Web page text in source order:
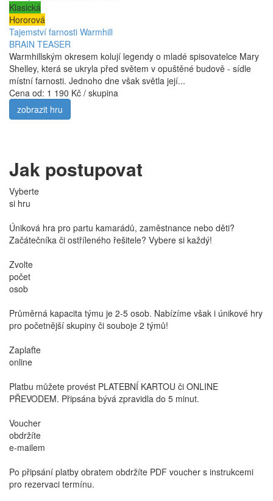
Klasická
Hororová
Tajemství farnosti Warmhill
BRAIN TEASER
Warmhillským okresem kolují legendy o mladé spisovatelce Mary
Shelley, která se ukryla před světem v opuštěné budově - sídle
místní farnosti. Jednoho dne však světla její...
Cena od: 1 190 Kč / skupina
zobrazit hru
Jak postupovat
Vyberte
si hru
Úniková hra pro partu kamarádů, zaměstnance nebo děti?
Začátečníka či ostříleného řešitele? Vybere si každý!
Zvolte
počet
osob
Průměrná kapacita týmu je 2-5 osob. Nabízíme však i únikové hry
pro početnější skupiny či souboje 2 týmů!
Zaplaťte
online
Platbu můžete provést PLATEBNÍ KARTOU či ONLINE
PŘEVODEM. Připsána bývá zpravidla do 5 minut.
Voucher
obdržíte
e-mailem
Po připsání platby obratem obdržíte PDF voucher s instrukcemi
pro rezervaci termínu.